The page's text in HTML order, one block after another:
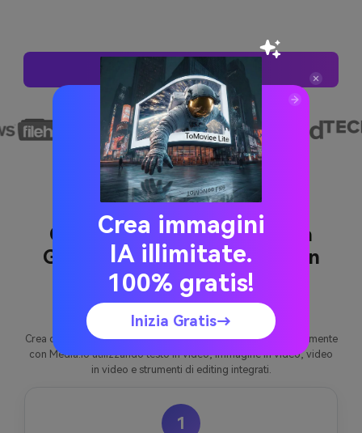
Genera Il Mio Video
Come creare un Video per la
Giornata degli Insegnanti con
Media.io
Crea contenuti video per il giorno degli insegnanti più velocemente
con Media.io utilizzando testo in video, immagine in video, video
in video e strumenti di editing integrati.
1
Crea immagini
IA illimitate.
100% gratis!
Inizia Gratis→